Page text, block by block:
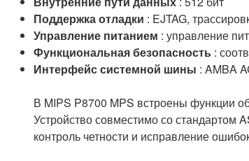
Поддержка отладки : EJTAG,
Управление питанием : управление
Функциональная безопасность :
Интерфейс системной шины : AMBA
В MIPS P8700 MPS встроены функции
Устройство совместимо со стандартом
контроль четности и исправление